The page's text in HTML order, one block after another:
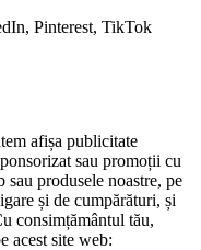
Pinterest, TikTok
afișa publicitate
sau promoții cu
produsele noastre, pe
și de cumpărături, și
consimțământul tău,
acest site web: